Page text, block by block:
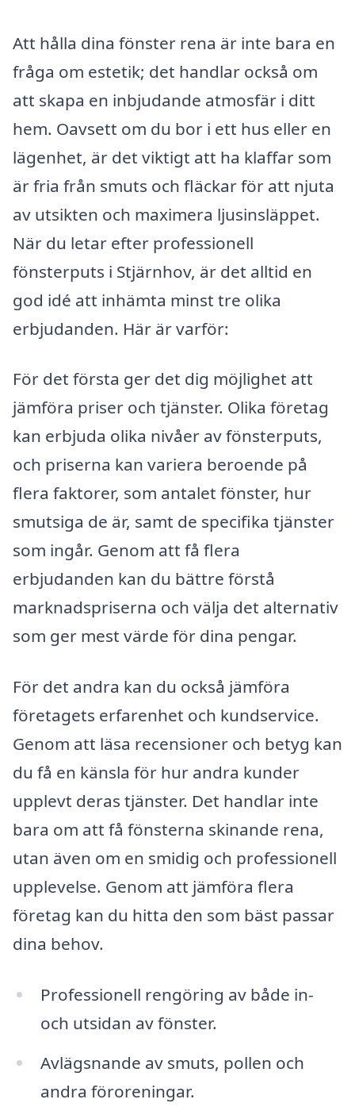
Att hålla dina fönster rena är inte bara en
fråga om estetik; det handlar också om
att skapa en inbjudande atmosfär i ditt
hem. Oavsett om du bor i ett hus eller en
lägenhet, är det viktigt att ha klaffar som
är fria från smuts och fläckar för att njuta
av utsikten och maximera ljusinsläppet.
När du letar efter professionell
fönsterputs i Stjärnhov, är det alltid en
god idé att inhämta minst tre olika
erbjudanden. Här är varför:
För det första ger det dig möjlighet att
jämföra priser och tjänster. Olika företag
kan erbjuda olika nivåer av fönsterputs,
och priserna kan variera beroende på
flera faktorer, som antalet fönster, hur
smutsiga de är, samt de specifika tjänster
som ingår. Genom att få flera
erbjudanden kan du bättre förstå
marknadspriserna och välja det alternativ
som ger mest värde för dina pengar.
För det andra kan du också jämföra
företagets erfarenhet och kundservice.
Genom att läsa recensioner och betyg kan
du få en känsla för hur andra kunder
upplevt deras tjänster. Det handlar inte
bara om att få fönsterna skinande rena,
utan även om en smidig och professionell
upplevelse. Genom att jämföra flera
företag kan du hitta den som bäst passar
dina behov.
Professionell rengöring av både in-
och utsidan av fönster.
Avlägsnande av smuts, pollen och
andra föroreningar.